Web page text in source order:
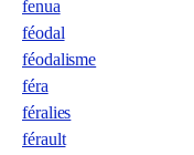
fenua
féodal
féodalisme
féra
féralies
férault